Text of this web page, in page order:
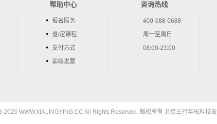
帮助中心
报名服务
退/定课程
支付方式
索取发票
咨询热线
400-688-0688
周一至周日
08:00-23:00
2025 WWW.XIALINGYING.CC All Rights Reserved. 版权所有 北京三行华拓科技发